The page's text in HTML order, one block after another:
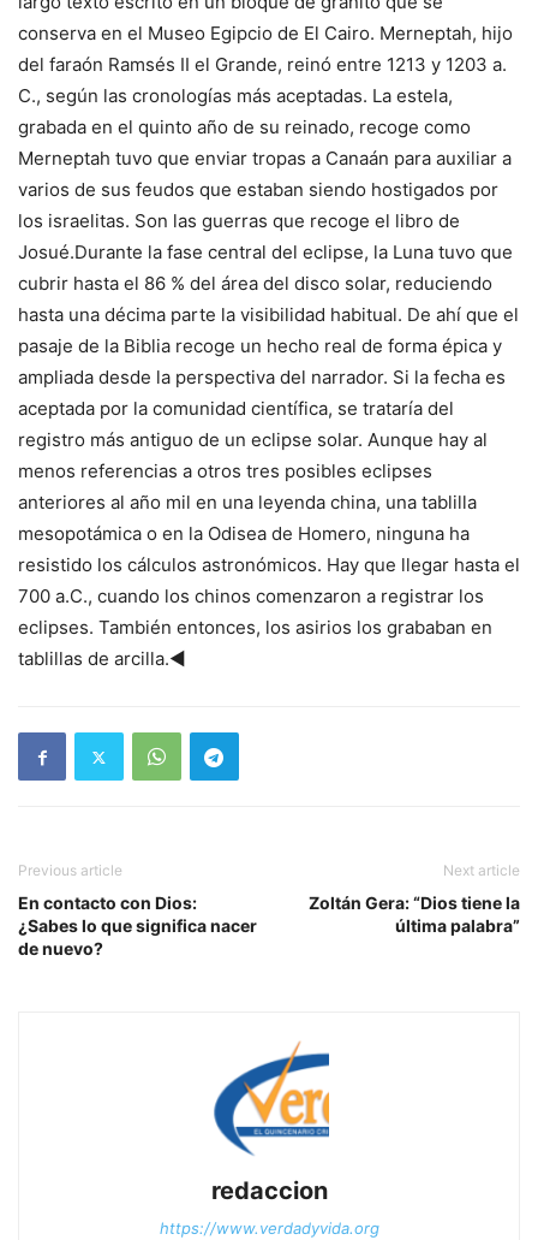
conserva en el Museo Egipcio de El Cairo. Merneptah, hijo
del faraón Ramsés II el Grande, reinó entre 1213 y 1203 a.
C., según las cronologías más aceptadas. La estela,
grabada en el quinto año de su reinado, recoge como
Merneptah tuvo que enviar tropas a Canaán para auxiliar a
varios de sus feudos que estaban siendo hostigados por
los israelitas. Son las guerras que recoge el libro de
Josué.Durante la fase central del eclipse, la Luna tuvo que
cubrir hasta el 86 % del área del disco solar, reduciendo
hasta una décima parte la visibilidad habitual. De ahí que el
pasaje de la Biblia recoge un hecho real de forma épica y
ampliada desde la perspectiva del narrador. Si la fecha es
aceptada por la comunidad científica, se trataría del
registro más antiguo de un eclipse solar. Aunque hay al
menos referencias a otros tres posibles eclipses
anteriores al año mil en una leyenda china, una tablilla
mesopotámica o en la Odisea de Homero, ninguna ha
resistido los cálculos astronómicos. Hay que llegar hasta el
700 a.C., cuando los chinos comenzaron a registrar los
eclipses. También entonces, los asirios los grababan en
tablillas de arcilla.◄
Previous article
En contacto con Dios:
¿Sabes lo que significa nacer
de nuevo?
Next article
Zoltán Gera: “Dios tiene la
última palabra”
redaccion
https://www.verdadyvida.org